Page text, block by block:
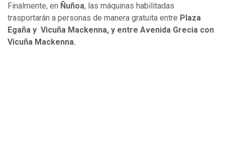
Finalmente, en Ñuñoa, las máquinas habilitadas
trasportarán a personas de manera gratuita entre Plaza
Egaña y Vicuña Mackenna, y entre Avenida Grecia con
Vicuña Mackenna.